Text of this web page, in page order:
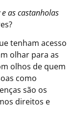
as castanholas
tenham acesso
olhar para as
olhos de quem
como
são os
direitos e